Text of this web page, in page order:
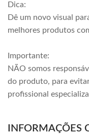
Dica:
Dê um novo visual
melhores produtos
Importante:
NÃO somos
do produto, para
profissional
INFORMAÇÕES